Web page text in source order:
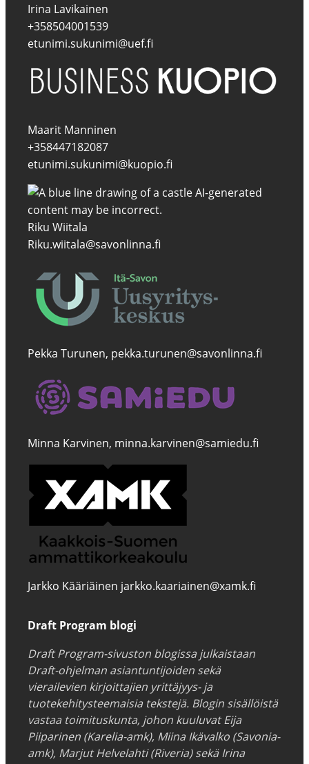
Irina Lavikainen
+358504001539
etunimi.sukunimi@uef.fi
Maarit Manninen
+358447182087
etunimi.sukunimi@kuopio.fi
Riku Wiitala
Riku.wiitala@savonlinna.fi
Pekka Turunen, pekka.turunen@savonlinna.fi
Minna Karvinen, minna.karvinen@samiedu.fi
Jarkko Kääriäinen jarkko.kaariainen@xamk.fi
Draft Program blogi
Draft Program-sivuston blogissa julkaistaan
Draft-ohjelman asiantuntijoiden sekä
vierailevien kirjoittajien yrittäjyys- ja
tuotekehitysteemaisia tekstejä. Blogin sisällöistä
vastaa toimituskunta, johon kuuluvat Eija
Piiparinen (Karelia-amk), Miina Ikävalko (Savonia-
amk), Marjut Helvelahti (Riveria) sekä Irina